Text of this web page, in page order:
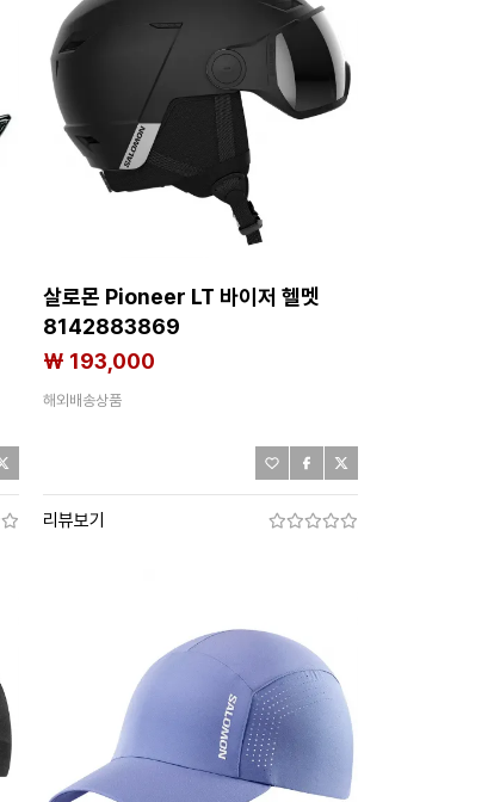
살로몬 Pioneer LT 바이저 헬멧
8142883869
₩ 193,000
해외배송상품
리뷰보기